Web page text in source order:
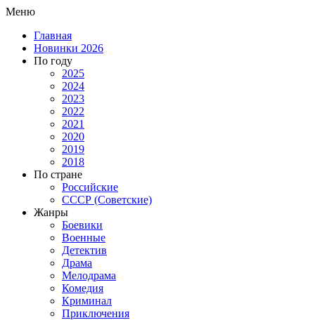
Меню
Главная
Новинки 2026
По году
2025
2024
2023
2022
2021
2020
2019
2018
По стране
Российские
СССР (Советские)
Жанры
Боевики
Военные
Детектив
Драма
Мелодрама
Комедия
Криминал
Приключения